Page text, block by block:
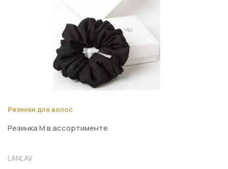
Резинки для волос
Резинка М в ассортименте
LANLAV